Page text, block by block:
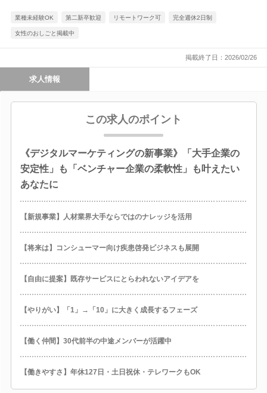
業種未経験OK 第二新卒歓迎 リモートワーク可 完全週休2日制
女性のおしごと掲載中
掲載終了日：2026/02/26
求人情報
この求人のポイント
《デジタルマーケティングの新事業》「大手企業の
安定性」も「ベンチャー企業の柔軟性」も叶えたい
あなたに
【新規事業】人材業界大手ならではのナレッジを活用
【将来は】コンシューマー向け疾患啓発ビジネスも展開
【自由に提案】既存サービスにとらわれないアイデアを
【やりがい】「1」→「10」に大きく成長するフェーズ
【働く仲間】30代前半の中途メンバーが活躍中
【働きやすさ】年休127日・土日祝休・テレワークもOK